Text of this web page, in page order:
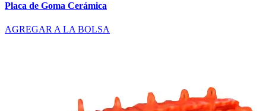
Placa de Goma Cerámica
AGREGAR A LA BOLSA